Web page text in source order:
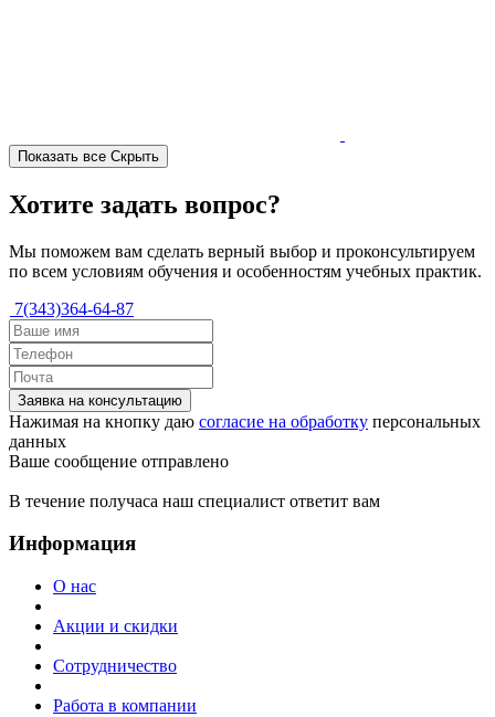
Показать все Скрыть
Хотите задать вопрос?
Мы поможем вам сделать верный выбор и проконсультируем
по всем условиям обучения и особенностям учебных практик.
7(343)364-64-87
Заявка на консультацию
Нажимая на кнопку даю согласие на обработку персональных
данных
Ваше сообщение отправлено
В течение получаса наш специалист ответит вам
Информация
О нас
Акции и скидки
Сотрудничество
Работа в компании